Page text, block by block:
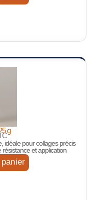
g
idéale pour collages précis
et application